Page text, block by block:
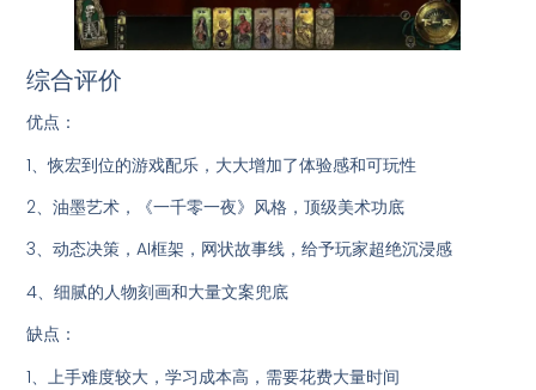
综合评价
优点：
1、恢宏到位的游戏配乐，大大增加了体验感和可玩性
2、油墨艺术，《一千零一夜》风格，顶级美术功底
3、动态决策，AI框架，网状故事线，给予玩家超绝沉浸感
4、细腻的人物刻画和大量文案兜底
缺点：
1、上手难度较大，学习成本高，需要花费大量时间